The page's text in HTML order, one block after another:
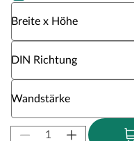
Breite x Höhe
DIN Richtung
Wandstärke